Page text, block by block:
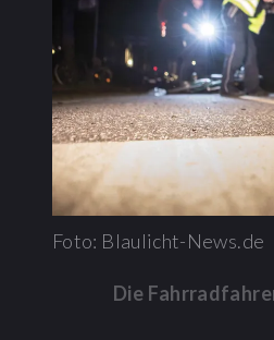
Foto: Blaulicht-News.de
Die